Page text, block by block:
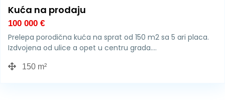
Kuća na prodaju
100 000 €
Prelepa porodična kuća na sprat od 150 m2 sa 5 ari placa.
Izdvojena od ulice a opet u centru grada.…
150 m²